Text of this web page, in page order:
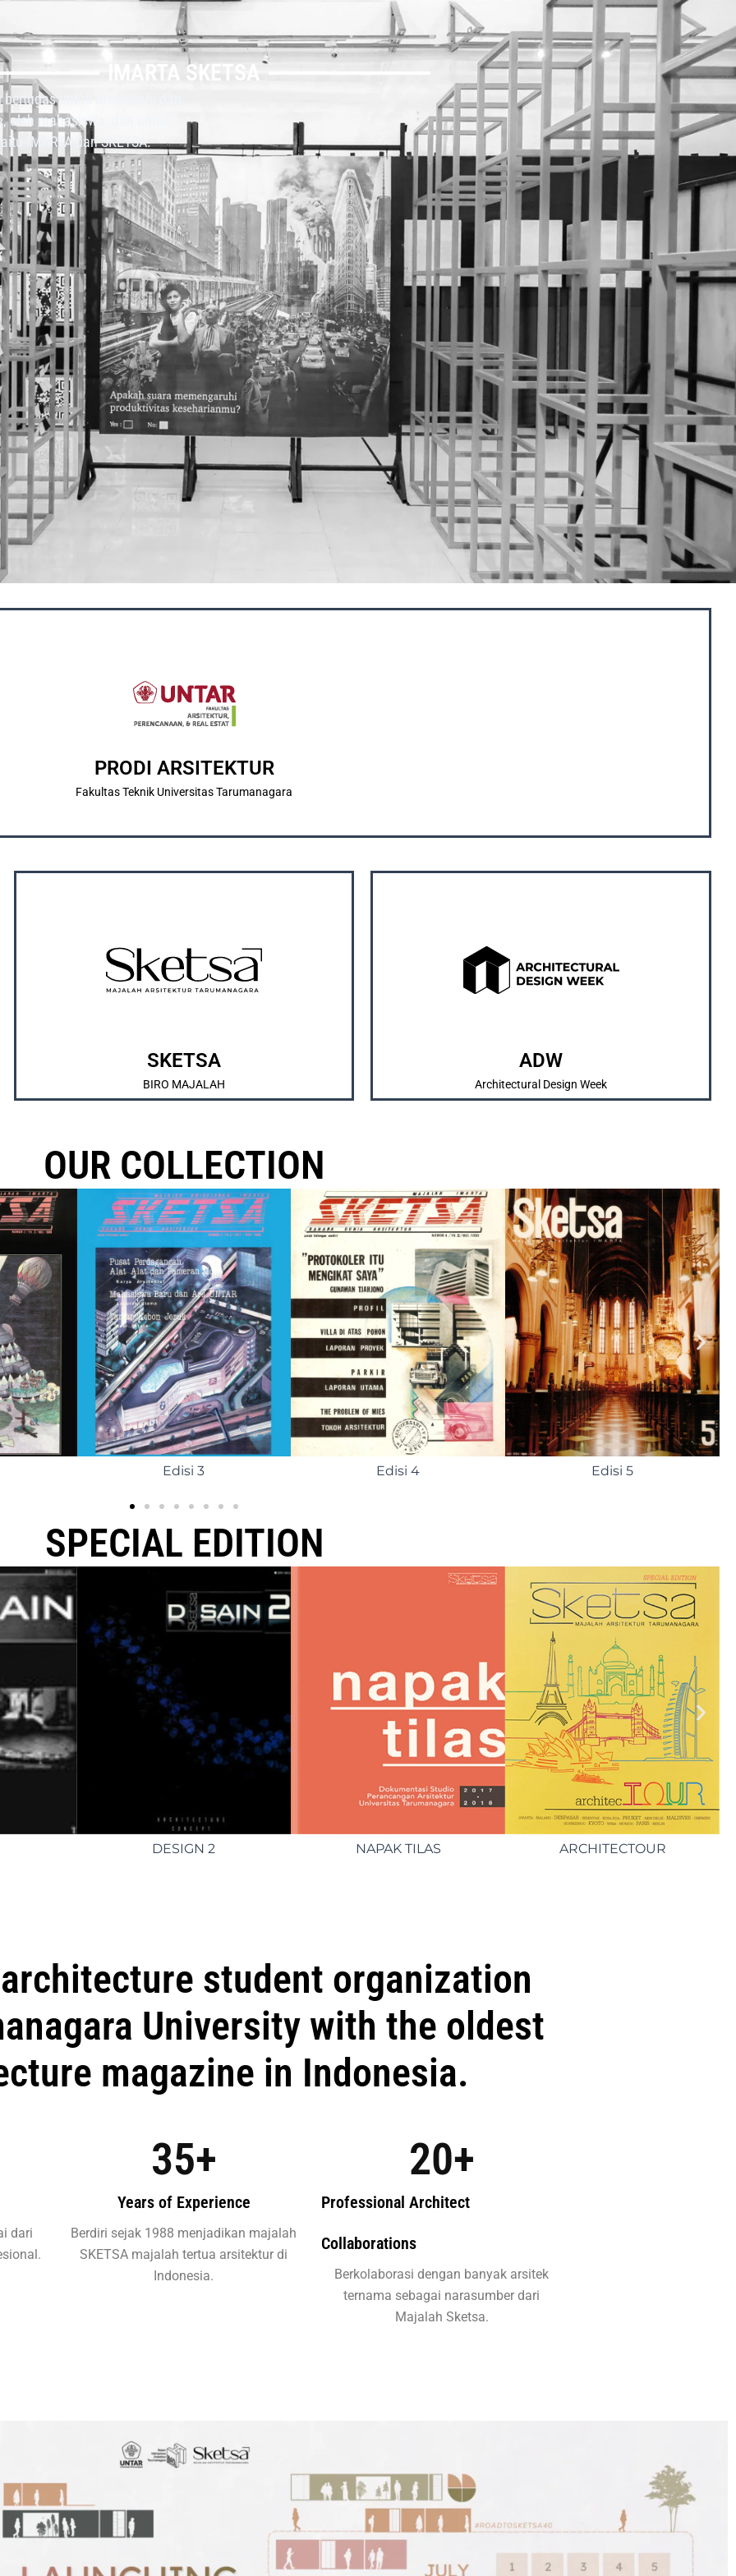
IMARTA SKETSA
untuk mewadahi dan
mahasiswa, dan untuk
IMARTA dan SKETSA.
PRODI ARSITEKTUR
Fakultas Teknik Universitas Tarumanagara
ABOUT US
Universitas Tarumanagara merupakan program studi arsitektur swasta tertua di Jakarta.
OUR SOCIAL MEDIA
SKETSA
BIRO MAJALAH
ABOUT US
merupakan majalah arsitektur karya mahasiswa tertua
di Indonesia yang resmi didirikan pada tahun 1988.
ADW
Architectural Design Week
ABOUT US
dan SKETSA sebagai bentuk pembelajaran dan
pengenalan karya mahasiswa/i.
OUR COLLECTION
Edisi 8 Edisi 9 Edisi 10
SPECIAL EDITION
DESIGN 2 NAPAK TILAS ARCHITECTOUR
student organization
University with the oldest
magazine in Indonesia.
dari
Years of Experience
35+
Berdiri sejak 1988 menjadikan majalah
SKETSA majalah tertua arsitektur di
Indonesia.
Professional Architect
Collaborations
20+
Berkolaborasi dengan banyak arsitek
ternama sebagai narasumber dari
Majalah Sketsa.